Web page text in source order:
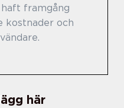
framgång
kostnader och
här